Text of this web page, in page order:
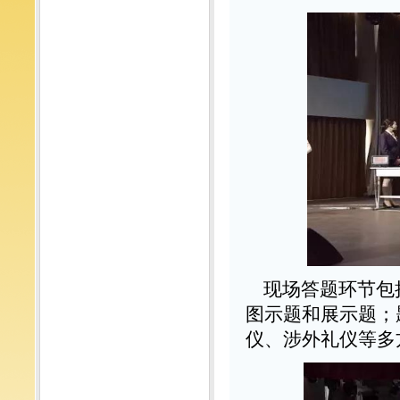
现场答题环节包
图示题和展示题
仪、涉外礼仪等